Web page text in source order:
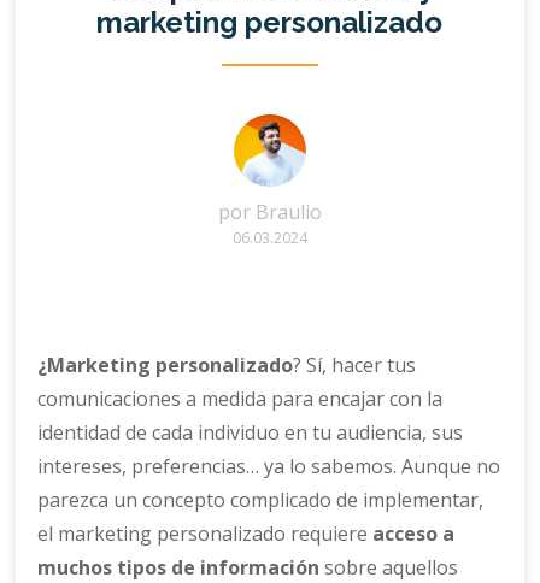
marketing personalizado
por Braulio
06.03.2024
¿Marketing personalizado? Sí, hacer tus
comunicaciones a medida para encajar con la
identidad de cada individuo en tu audiencia, sus
intereses, preferencias… ya lo sabemos. Aunque no
parezca un concepto complicado de implementar,
el marketing personalizado requiere acceso a
muchos tipos de información sobre aquellos